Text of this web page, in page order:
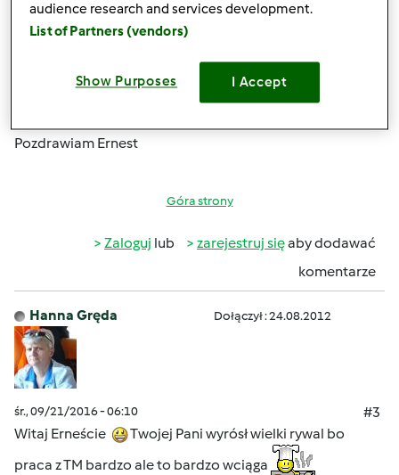
jestem uzytkownikiem TM5 od kilku miesięcy. Zazwyczaj
moja pani go męczyła. Od jakiegoś czasu ja przejąłem
pałeczke i powiem Wam, że spodobało się
Uwielbiam
zabawę z TM, gdyż to mnie odstresowuje i pozwala mi na
kreatywność. Uwielbiam gotować.
Pozdrawiam Ernest
Góra strony
Zaloguj lub zarejestruj sięaby dodawać
komentarze
Hanna Gręda Dołączył : 24.08.2012
śr., 09/21/2016 - 06:10
#3
Witaj Erneście
Twojej Pani wyrósł wielki rywal bo
praca z TM bardzo ale to bardzo wciąga
audience research and services development.
List of Partners (vendors)
Show Purposes I Accept